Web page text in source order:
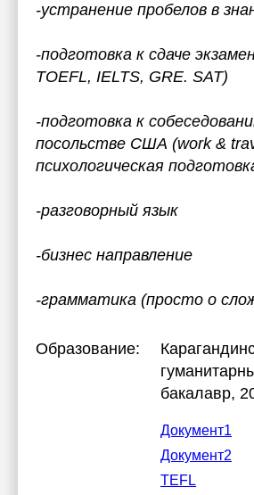
-устранение пробелов в
-подготовка к сдаче
TOEFL, IELTS, GRE. SAT)
-подготовка к
посольстве США (work &
психологическая
-разговорный язык
-бизнес направление
-грамматика (просто о
Образование:
бакалавр,
Документ1
Документ2
TEFL